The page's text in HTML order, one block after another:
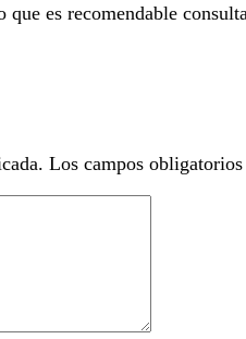
es recomendable
Los campos